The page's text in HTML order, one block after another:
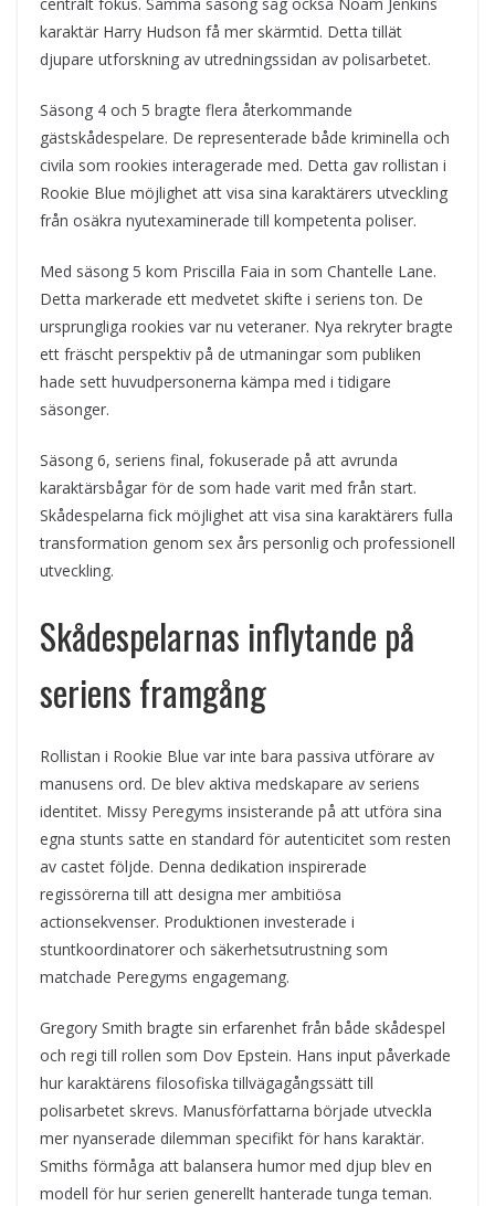
centralt fokus. Samma säsong såg också Noam Jenkins
karaktär Harry Hudson få mer skärmtid. Detta tillät
djupare utforskning av utredningssidan av polisarbetet.
Säsong 4 och 5 bragte flera återkommande
gästskådespelare. De representerade både kriminella och
civila som rookies interagerade med. Detta gav rollistan i
Rookie Blue möjlighet att visa sina karaktärers utveckling
från osäkra nyutexaminerade till kompetenta poliser.
Med säsong 5 kom Priscilla Faia in som Chantelle Lane.
Detta markerade ett medvetet skifte i seriens ton. De
ursprungliga rookies var nu veteraner. Nya rekryter bragte
ett fräscht perspektiv på de utmaningar som publiken
hade sett huvudpersonerna kämpa med i tidigare
säsonger.
Säsong 6, seriens final, fokuserade på att avrunda
karaktärsbågar för de som hade varit med från start.
Skådespelarna fick möjlighet att visa sina karaktärers fulla
transformation genom sex års personlig och professionell
utveckling.
Skådespelarnas inflytande på
seriens framgång
Rollistan i Rookie Blue var inte bara passiva utförare av
manusens ord. De blev aktiva medskapare av seriens
identitet. Missy Peregyms insisterande på att utföra sina
egna stunts satte en standard för autenticitet som resten
av castet följde. Denna dedikation inspirerade
regissörerna till att designa mer ambitiösa
actionsekvenser. Produktionen investerade i
stuntkoordinatorer och säkerhetsutrustning som
matchade Peregyms engagemang.
Gregory Smith bragte sin erfarenhet från både skådespel
och regi till rollen som Dov Epstein. Hans input påverkade
hur karaktärens filosofiska tillvägagångssätt till
polisarbetet skrevs. Manusförfattarna började utveckla
mer nyanserade dilemman specifikt för hans karaktär.
Smiths förmåga att balansera humor med djup blev en
modell för hur serien generellt hanterade tunga teman.